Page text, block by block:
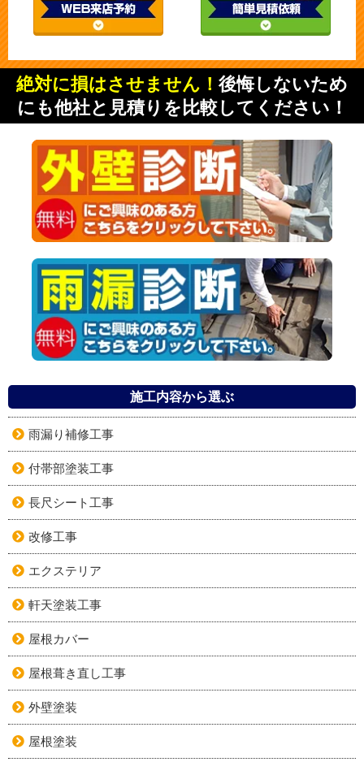
絶対に損はさせません！ 後悔しないため
にも他社と見積りを比較してください！
施工内容から選ぶ
雨漏り補修工事
付帯部塗装工事
長尺シート工事
改修工事
エクステリア
軒天塗装工事
屋根カバー
屋根葺き直し工事
外壁塗装
屋根塗装